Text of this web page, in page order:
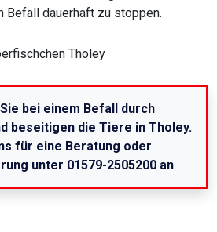
Befall dauerhaft zu stoppen.
bei einem Befall durch
beseitigen die Tiere in Tholey.
für eine Beratung oder
unter 01579-2505200 an.